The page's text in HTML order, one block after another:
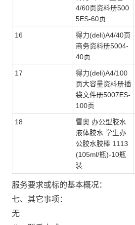
4/60页资料册500
5ES-60页
16
得力(deli)A4/40页
商务资料册5004-
40页
17
得力(deli)A4/100
页大容量资料册插
袋文件册5007ES-
100页
18
雪奥 办公型胶水
液体胶水 学生办
公胶水胶棒 1113
(105ml/瓶)-10瓶
装
服务要求或标的基本概况：
七、其它事项：
无